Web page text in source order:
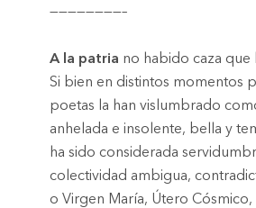
————————–
A la patria no habido caza que
Si bien en distintos momentos
poetas la han vislumbrado
anhelada e insolente, bella y
ha sido considerada
colectividad ambigua,
o Virgen María, Útero Cósmico,